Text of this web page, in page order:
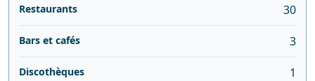
Restaurants 30
Bars et cafés 3
Discothèques 1